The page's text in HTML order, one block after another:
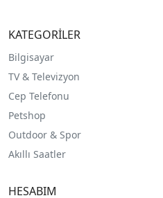
KATEGORİLER
Bilgisayar
TV & Televizyon
Cep Telefonu
Petshop
Outdoor & Spor
Akıllı Saatler
HESABIM